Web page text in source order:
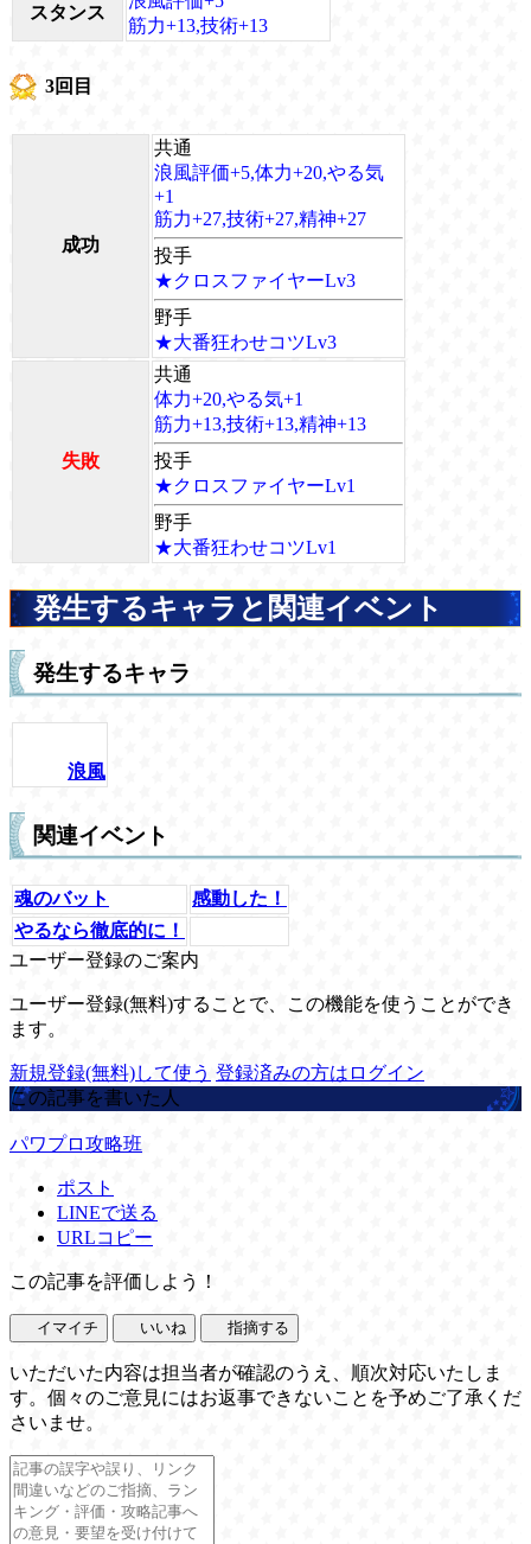
スタンス
筋力+13,技術+13
3回目
成功
共通
浪風評価+5,体力+20,やる気
+1
筋力+27,技術+27,精神+27
投手
★クロスファイヤーLv3
野手
★大番狂わせコツLv3
失敗
共通
体力+20,やる気+1
筋力+13,技術+13,精神+13
投手
★クロスファイヤーLv1
野手
★大番狂わせコツLv1
発生するキャラと関連イベント
発生するキャラ
浪風
関連イベント
魂のバット
感動した！
やるなら徹底的に！
ユーザー登録のご案内
ユーザー登録(無料)することで、この機能を使うことができ
ます。
新規登録(無料)して使う 登録済みの方はログイン
この記事を書いた人
パワプロ攻略班
ポスト
LINEで送る
URLコピー
この記事を評価しよう！
イマイチ いいね 指摘する
いただいた内容は担当者が確認のうえ、順次対応いたしま
す。個々のご意見にはお返事できないことを予めご了承くだ
さいませ。